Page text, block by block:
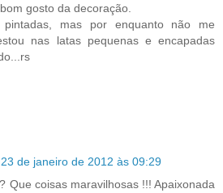
gosto da decoração.
mas por enquanto não me
nas latas pequenas e encapadas
23 de janeiro de 2012 às 09:29
Que coisas maravilhosas !!! Apaixonada